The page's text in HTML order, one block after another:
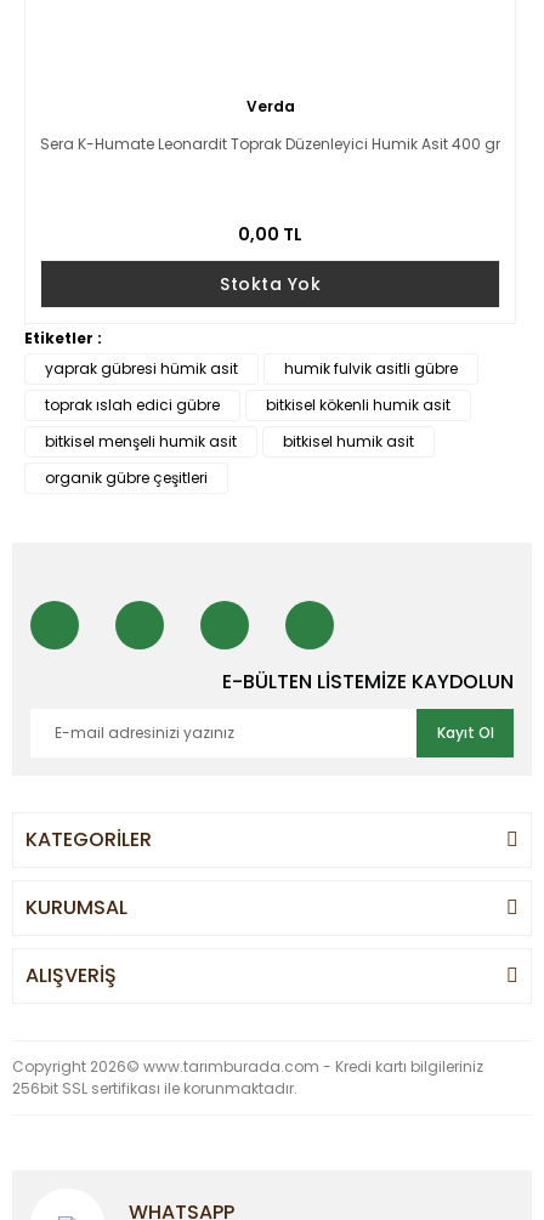
Verda
Sera K-Humate Leonardit Toprak Düzenleyici Humik Asit 400 gr
0,00 TL
Stokta Yok
Etiketler :
yaprak gübresi hümik asit
humik fulvik asitli gübre
toprak ıslah edici gübre
bitkisel kökenli humik asit
bitkisel menşeli humik asit
bitkisel humik asit
organik gübre çeşitleri
E-BÜLTEN LİSTEMİZE KAYDOLUN
Kayıt Ol
KATEGORİLER
KURUMSAL
ALIŞVERİŞ
Copyright 2026© www.tarımburada.com - Kredi kartı bilgileriniz
256bit SSL sertifikası ile korunmaktadır.
WHATSAPP